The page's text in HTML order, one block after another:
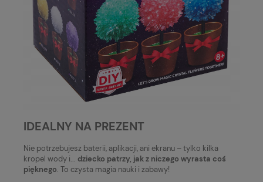
IDEALNY NA PREZENT
Nie potrzebujesz baterii, aplikacji, ani ekranu – tylko kilka
kropel wody i... dziecko patrzy, jak z niczego wyrasta coś
pięknego. To czysta magia nauki i zabawy!